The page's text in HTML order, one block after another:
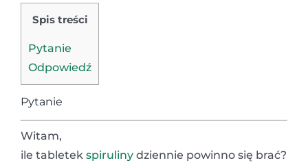
Spis treści
Pytanie
Odpowiedź
Pytanie
Witam,
ile tabletek spiruliny dziennie powinno się brać?